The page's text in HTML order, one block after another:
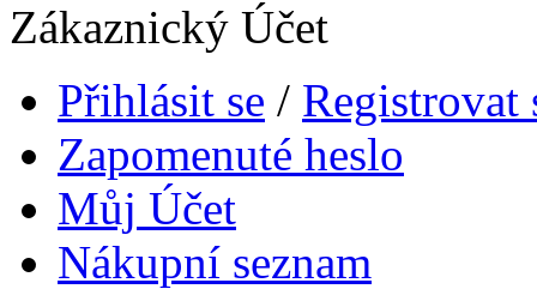
Zákaznický Účet
Přihlásit se / Registrovat
Zapomenuté heslo
Můj Účet
Nákupní seznam